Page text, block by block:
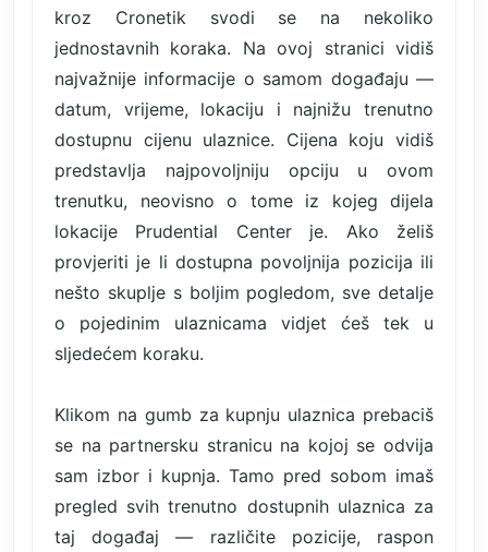
kroz Cronetik svodi se na nekoliko
jednostavnih koraka. Na ovoj stranici vidiš
najvažnije informacije o samom događaju —
datum, vrijeme, lokaciju i najnižu trenutno
dostupnu cijenu ulaznice. Cijena koju vidiš
predstavlja najpovoljniju opciju u ovom
trenutku, neovisno o tome iz kojeg dijela
lokacije Prudential Center je. Ako želiš
provjeriti je li dostupna povoljnija pozicija ili
nešto skuplje s boljim pogledom, sve detalje
o pojedinim ulaznicama vidjet ćeš tek u
sljedećem koraku.
Klikom na gumb za kupnju ulaznica prebaciš
se na partnersku stranicu na kojoj se odvija
sam izbor i kupnja. Tamo pred sobom imaš
pregled svih trenutno dostupnih ulaznica za
taj događaj — različite pozicije, raspon